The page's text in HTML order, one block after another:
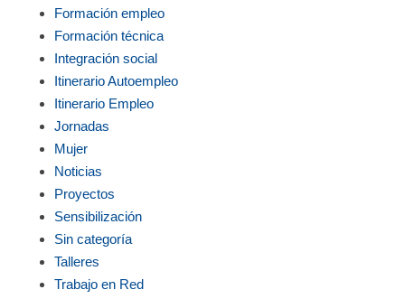
Formación empleo
Formación técnica
Integración social
Itinerario Autoempleo
Itinerario Empleo
Jornadas
Mujer
Noticias
Proyectos
Sensibilización
Sin categoría
Talleres
Trabajo en Red